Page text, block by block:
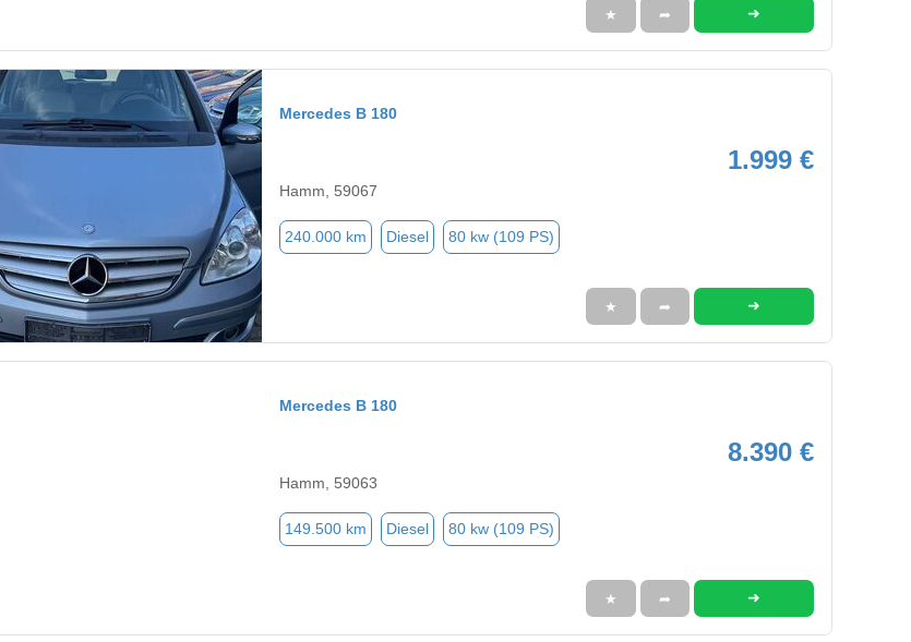
★ ➦ ➜
Mercedes B 180
1.999 €
Hamm, 59067
240.000 km Diesel 80 kw (109 PS)
★ ➦ ➜
Mercedes B 180
8.390 €
Hamm, 59063
149.500 km Diesel 80 kw (109 PS)
★ ➦ ➜